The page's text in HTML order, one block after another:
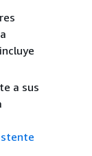
a sus